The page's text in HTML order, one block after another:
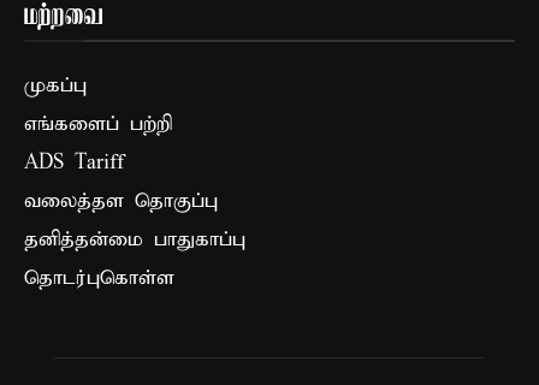
மற்றவை
முகப்பு
எங்களைப் பற்றி
ADS Tariff
வலைத்தள தொகுப்பு
தனித்தன்மை பாதுகாப்பு
தொடர்புகொள்ள